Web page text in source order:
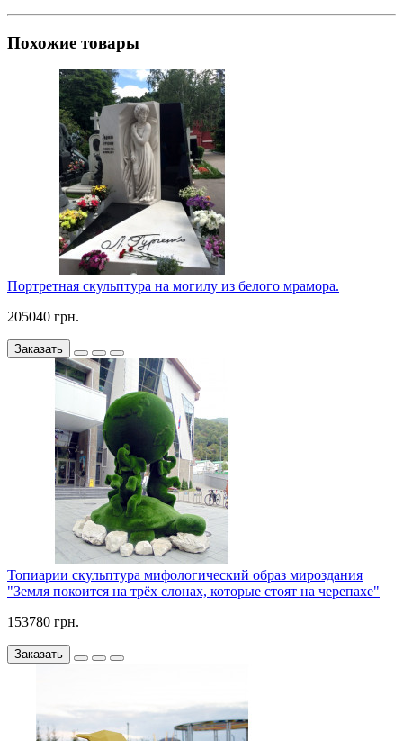
Похожие товары
Портретная скульптура на могилу из белого мрамора.
205040 грн.
Заказать
Топиарии скульптура мифологический образ мироздания
"Земля покоится на трёх слонах, которые стоят на черепахе"
153780 грн.
Заказать